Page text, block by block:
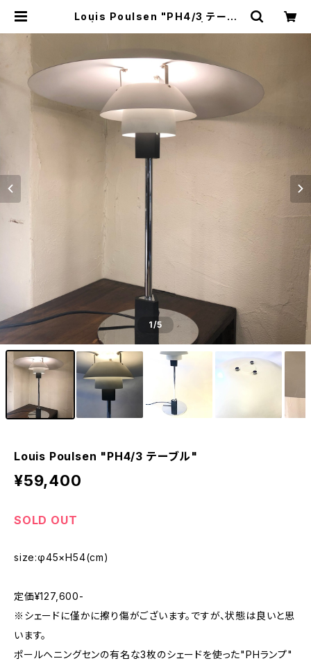
Louis Poulsen "PH4/3 テーブ
1/5
Louis Poulsen "PH4/3 テーブル"
¥59,400
SOLD OUT
size:φ45×H54(cm)
定価¥127,600-
※シェードに僅かに擦り傷がございます。ですが、状態は良いと思
います。
ポールヘニングセンの有名な3枚のシェードを使った"PHランプ"